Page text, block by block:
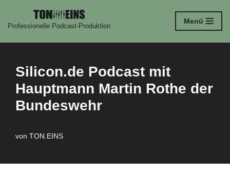
Zum
Inhalt
Professionelle Podcast-Produktion
Menü
Silicon.de Podcast mit
Hauptmann Martin Rothe der
Bundeswehr
von TON.EINS